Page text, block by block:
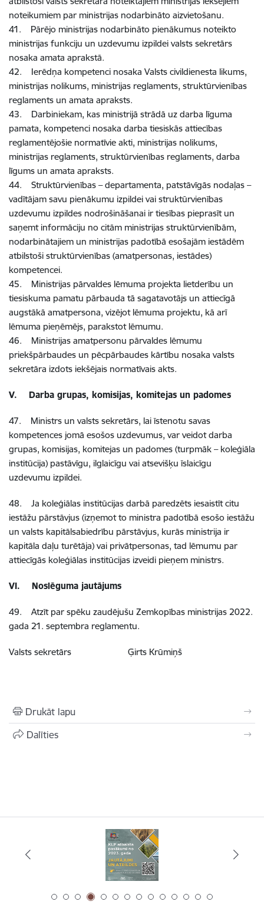
noteikumiem par ministrijas nodarbināto aizvietošanu.
41. Pārējo ministrijas nodarbināto pienākumus noteikto
ministrijas funkciju un uzdevumu izpildei valsts sekretārs
nosaka amata aprakstā.
42. Ierēdņa kompetenci nosaka Valsts civildienesta likums,
ministrijas nolikums, ministrijas reglaments, struktūrvienības
reglaments un amata apraksts.
43. Darbiniekam, kas ministrijā strādā uz darba līguma
pamata, kompetenci nosaka darba tiesiskās attiecības
reglamentējošie normatīvie akti, ministrijas nolikums,
ministrijas reglaments, struktūrvienības reglaments, darba
līgums un amata apraksts.
44. Struktūrvienības – departamenta, patstāvīgās nodaļas –
vadītājam savu pienākumu izpildei vai struktūrvienības
uzdevumu izpildes nodrošināšanai ir tiesības pieprasīt un
saņemt informāciju no citām ministrijas struktūrvienībām,
nodarbinātajiem un ministrijas padotībā esošajām iestādēm
atbilstoši struktūrvienības (amatpersonas, iestādes)
kompetencei.
45. Ministrijas pārvaldes lēmuma projekta lietderību un
tiesiskuma pamatu pārbauda tā sagatavotājs un attiecīgā
augstākā amatpersona, vizējot lēmuma projektu, kā arī
lēmuma pieņēmējs, parakstot lēmumu.
46. Ministrijas amatpersonu pārvaldes lēmumu
priekšpārbaudes un pēcpārbaudes kārtību nosaka valsts
sekretāra izdots iekšējais normatīvais akts.
V. Darba grupas, komisijas, komitejas un padomes
47. Ministrs un valsts sekretārs, lai īstenotu savas
kompetences jomā esošos uzdevumus, var veidot darba
grupas, komisijas, komitejas un padomes (turpmāk – koleģiāla
institūcija) pastāvīgu, ilglaicīgu vai atsevišķu īslaicīgu
uzdevumu izpildei.
48. Ja koleģiālas institūcijas darbā paredzēts iesaistīt citu
iestāžu pārstāvjus (izņemot to ministra padotībā esošo iestāžu
un valsts kapitālsabiedrību pārstāvjus, kurās ministrija ir
kapitāla daļu turētāja) vai privātpersonas, tad lēmumu par
attiecīgās koleģiālas institūcijas izveidi pieņem ministrs.
VI. Noslēguma jautājums
49. Atzīt par spēku zaudējušu Zemkopības ministrijas 2022.
gada 21. septembra reglamentu.
Valsts sekretārs Ģirts Krūmiņš
Drukāt lapu
Dalīties